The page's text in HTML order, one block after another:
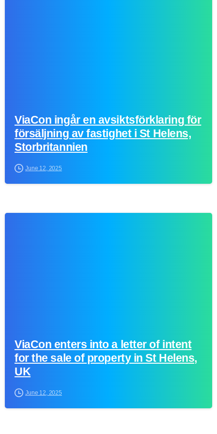
ViaCon ingår en avsiktsförklaring för
försäljning av fastighet i St Helens,
Storbritannien
June 12, 2025
ViaCon enters into a letter of intent
for the sale of property in St Helens,
UK
June 12, 2025